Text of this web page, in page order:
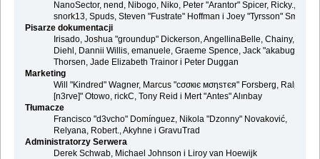
NanoSector, nend, Nibogo, Niko, Peter "Arantor" Spicer, Ricky.,
snork13, Spuds, Steven "Fustrate" Hoffman i Joey "Tyrsson" Smith
Pisarze dokumentacji
Irisado, Joshua "groundup" Dickerson, AngellinaBelle, Chainy,
Diehl, Dannii Willis, emanuele, Graeme Spence, Jack "akabugeyes"
Thorsen, Jade Elizabeth Trainor i Peter Duggan
Marketing
Will "Kindred" Wagner, Marcus "cσσкιє мσηѕтєя" Forsberg, Ralph "
[n3rve]" Otowo, rickC, Tony Reid i Mert "Antes" Alınbay
Tłumacze
Francisco "d3vcho" Domínguez, Nikola "Dzonny" Novaković,
Relyana, Robert., Akyhne i GravuTrad
Administratorzy Serwera
Derek Schwab, Michael Johnson i Liroy van Hoewijk